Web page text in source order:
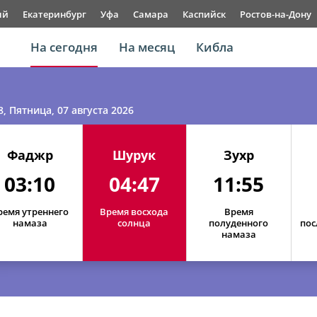
Екатеринбург Уфа Самара Каспийск Ростов-на-Дону
На сегодня На месяц Кибла
, Пятница, 07 августа 2026
Фаджр
03:10
утреннего
намаза
Шурук
04:47
Время восхода
солнца
Зухр
11:55
Время
полуденного
намаза